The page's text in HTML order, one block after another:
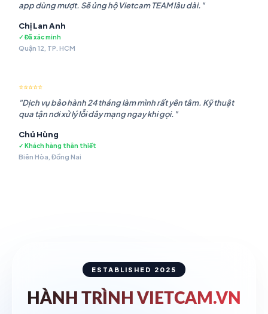
app dùng mượt. Sẽ ủng hộ Vietcam TEAM lâu dài."
Chị Lan Anh
✓ Đã xác minh
Quận 12, TP. HCM
⭐⭐⭐⭐⭐
"Dịch vụ bảo hành 24 tháng làm mình rất yên tâm. Kỹ thuật
qua tận nơi xử lý lỗi dây mạng ngay khi gọi."
Chú Hùng
✓ Khách hàng thân thiết
Biên Hòa, Đồng Nai
ESTABLISHED 2025
HÀNH TRÌNH VIETCAM.VN